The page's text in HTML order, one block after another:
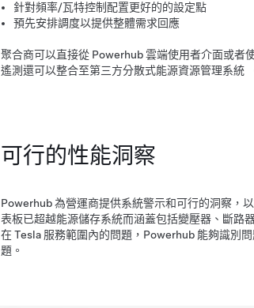
針對頻率/瓦特控制配置更好的的設定點
預先安排調度以提供整體需求回應
聚合商可以直接從 Powerhub 雲端使用者介面或者
遙測還可以整合至第三方分散式能源資源管理系統
可行的性能洞察
Powerhub 為營運商提供系統警示和可行的洞察，
表板已超越能源儲存系統而涵蓋包括變壓器、斷路
在 Tesla 服務範圍內的問題，Powerhub 能夠識別
題。